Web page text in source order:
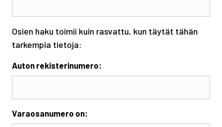
Osien haku toimii kuin rasvattu, kun täytät tähän
tarkempia tietoja:
Auton rekisterinumero:
Varaosanumero on: